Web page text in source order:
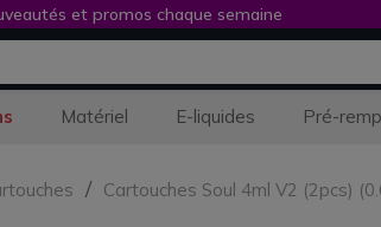
Matériel E-liquides Pré-
Cartouches Soul 4ml V2 (2pcs)
et promos chaque semaine